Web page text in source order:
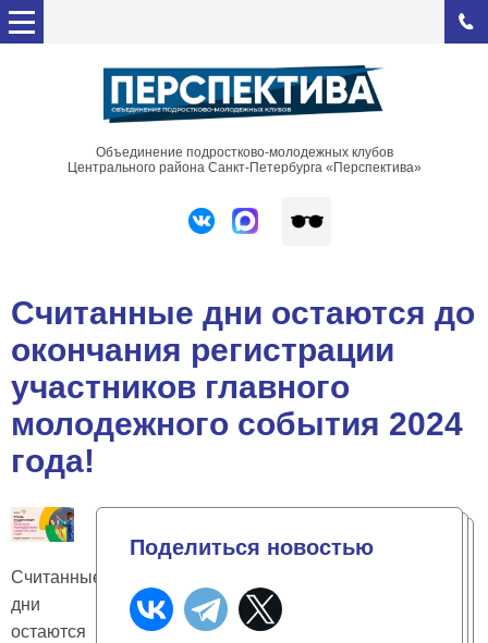
Объединение подростково-молодежных клубов
Центрального района Санкт-Петербурга «Перспектива»
Считанные дни остаются до
окончания регистрации
участников главного
молодежного события 2024
года!
Считанные
дни
остаются
Поделиться новостью